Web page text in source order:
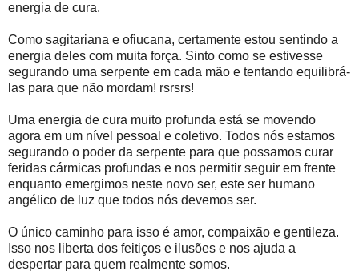
energia de cura.
Como sagitariana e ofiucana, certamente estou sentindo a
energia deles com muita força. Sinto como se estivesse
segurando uma serpente em cada mão e tentando equilibrá-
las para que não mordam! rsrsrs!
Uma energia de cura muito profunda está se movendo
agora em um nível pessoal e coletivo. Todos nós estamos
segurando o poder da serpente para que possamos curar
feridas cármicas profundas e nos permitir seguir em frente
enquanto emergimos neste novo ser, este ser humano
angélico de luz que todos nós devemos ser.
O único caminho para isso é amor, compaixão e gentileza.
Isso nos liberta dos feitiços e ilusões e nos ajuda a
despertar para quem realmente somos.